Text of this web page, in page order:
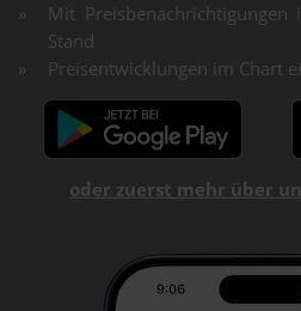
Mit
Stand
Preisentwicklungen im Chart
oder zuerst mehr über